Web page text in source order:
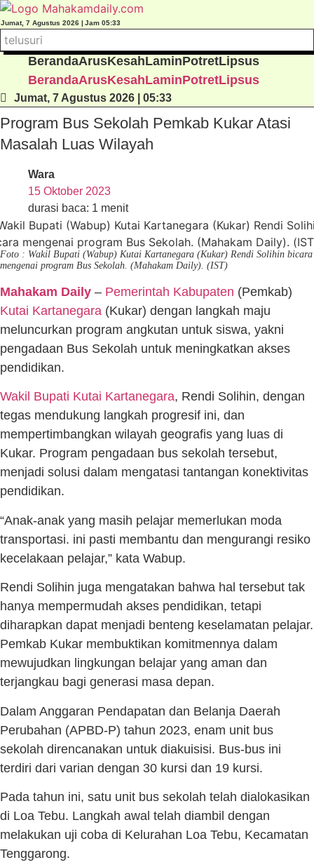
Lewati
ke
konten
Jumat, 7 Agustus 2026 | Jam 05:33
BerandaArusKesahLaminPotretLipsus
BerandaArusKesahLaminPotretLipsus
Jumat, 7 Agustus 2026 | 05:33
Program Bus Sekolah Pemkab Kukar Atasi
Masalah Luas Wilayah
Wara
15 Oktober 2023
durasi baca: 1 menit
Foto : Wakil Bupati (Wabup) Kutai Kartanegara (Kukar) Rendi Solihin bicara
mengenai program Bus Sekolah. (Mahakam Daily). (IST)
Mahakam Daily – Pemerintah Kabupaten (Pemkab)
Kutai Kartanegara (Kukar) dengan langkah maju
meluncurkan program angkutan untuk siswa, yakni
pengadaan Bus Sekolah untuk meningkatkan akses
pendidikan.
Wakil Bupati Kutai Kartanegara, Rendi Solihin, dengan
tegas mendukung langkah progresif ini, dan
mempertimbangkan wilayah geografis yang luas di
Kukar. Program pengadaan bus sekolah tersebut,
menjadi solusi dalam mengatasi tantangan konektivitas
pendidikan.
“Anak-anak yang masih pelajar memerlukan moda
transportasi. ini pasti membantu dan mengurangi resiko
kecelakaan pelajar,” kata Wabup.
Rendi Solihin juga mengatakan bahwa hal tersebut tak
hanya mempermudah akses pendidikan, tetapi
diharapkan dapat menjadi benteng keselamatan pelajar.
Pemkab Kukar membuktikan komitmennya dalam
mewujudkan lingkungan belajar yang aman dan
terjangkau bagi generasi masa depan.
Dalam Anggaran Pendapatan dan Belanja Daerah
Perubahan (APBD-P) tahun 2023, enam unit bus
sekolah direncanakan untuk diakuisisi. Bus-bus ini
terdiri dari varian dengan 30 kursi dan 19 kursi.
Pada tahun ini, satu unit bus sekolah telah dialokasikan
di Loa Tebu. Langkah awal telah diambil dengan
melakukan uji coba di Kelurahan Loa Tebu, Kecamatan
Tenggarong.